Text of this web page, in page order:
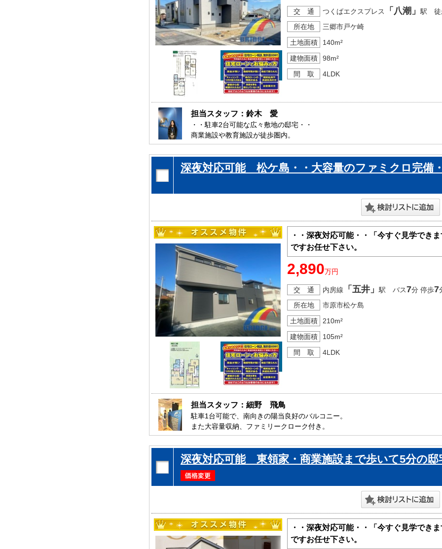
交 通 つくばエクスプレス 「八潮」駅 徒
所在地
三郷市戸ケ崎
土地面積
140m²
建物面積
98m²
間 取
4LDK
担当スタッフ：鈴木　愛
・・駐車2台可能な広々敷地の邸宅・・
商業施設や教育施設が徒歩圏内。
また安心の長期優良住宅です。
是非、三郷市内で新築一戸建てをお探しの方はお気軽にお問い合わせください。
お待ちしております。
深夜対応可能 松ケ島・・大容量のファミクロ完備
・・深夜対応可能・・「今すぐ見学でき
ですお任せ下さい。
2,890万円
交 通 内房線 「五井」駅 バス7分 停歩7
所在地
市原市松ケ島
土地面積
210m²
建物面積
105m²
間 取
4LDK
担当スタッフ：細野　飛鳥
駐車1台可能で、南向きの陽当良好のバルコニー。
また大容量収納、ファミリークローク付き。
公園、スーパーが徒歩圏内 利便性の良いエリアです。
是非、市原市内で新築一戸建てをお探しの方はお気軽にお問い合わせ下さい。
お待ちしております。
深夜対応可能 東領家・商業施設まで歩いて5分の邸
・・深夜対応可能・・「今すぐ見学でき
ですお任せ下さい。